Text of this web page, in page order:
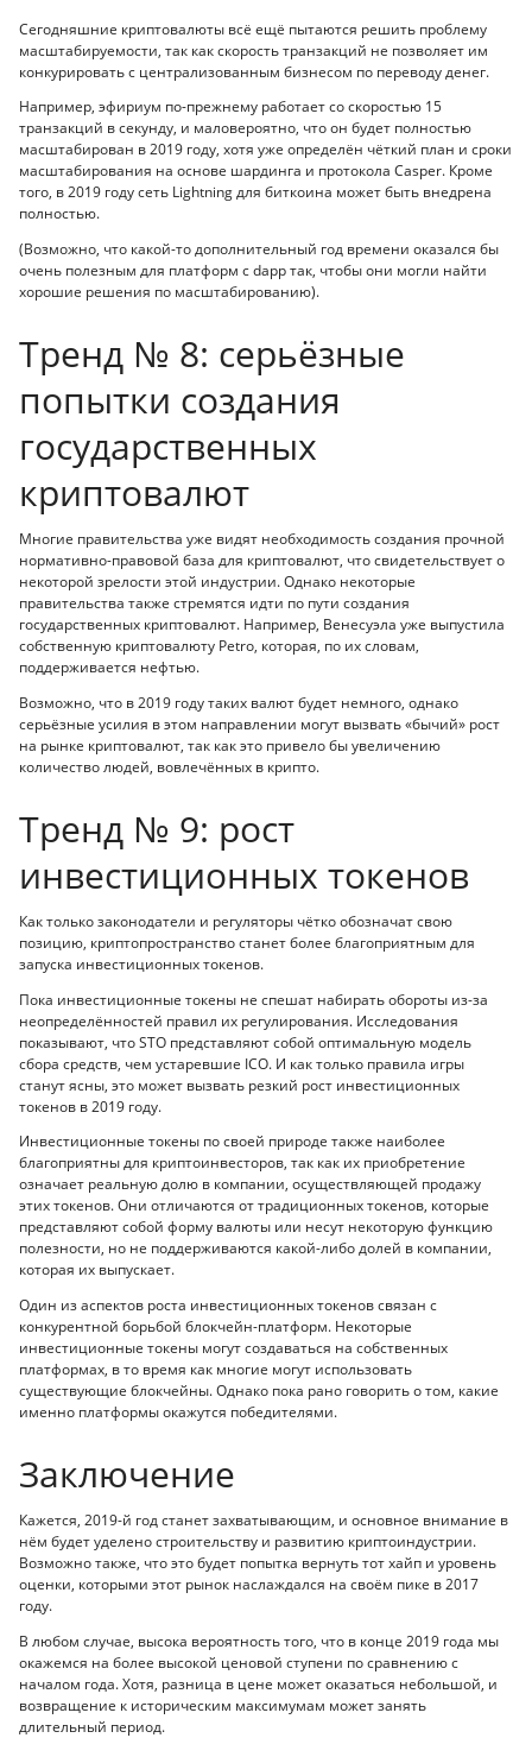
Сегодняшние криптовалюты всё ещё пытаются решить проблему
масштабируемости, так как скорость транзакций не позволяет им
конкурировать с централизованным бизнесом по переводу денег.
Например, эфириум по-прежнему работает со скоростью 15
транзакций в секунду, и маловероятно, что он будет полностью
масштабирован в 2019 году, хотя уже определён чёткий план и сроки
масштабирования на основе шардинга и протокола Casper. Кроме
того, в 2019 году сеть Lightning для биткоина может быть внедрена
полностью.
(Возможно, что какой-то дополнительный год времени оказался бы
очень полезным для платформ с dapp так, чтобы они могли найти
хорошие решения по масштабированию).
Тренд № 8: серьёзные
попытки создания
государственных
криптовалют
Многие правительства уже видят необходимость создания прочной
нормативно-правовой база для криптовалют, что свидетельствует о
некоторой зрелости этой индустрии. Однако некоторые
правительства также стремятся идти по пути создания
государственных криптовалют. Например, Венесуэла уже выпустила
собственную криптовалюту Petro, которая, по их словам,
поддерживается нефтью.
Возможно, что в 2019 году таких валют будет немного, однако
серьёзные усилия в этом направлении могут вызвать «бычий» рост
на рынке криптовалют, так как это привело бы увеличению
количество людей, вовлечённых в крипто.
Тренд № 9: рост
инвестиционных токенов
Как только законодатели и регуляторы чётко обозначат свою
позицию, криптопространство станет более благоприятным для
запуска инвестиционных токенов.
Пока инвестиционные токены не спешат набирать обороты из-за
неопределённостей правил их регулирования. Исследования
показывают, что STO представляют собой оптимальную модель
сбора средств, чем устаревшие ICO. И как только правила игры
станут ясны, это может вызвать резкий рост инвестиционных
токенов в 2019 году.
Инвестиционные токены по своей природе также наиболее
благоприятны для криптоинвесторов, так как их приобретение
означает реальную долю в компании, осуществляющей продажу
этих токенов. Они отличаются от традиционных токенов, которые
представляют собой форму валюты или несут некоторую функцию
полезности, но не поддерживаются какой-либо долей в компании,
которая их выпускает.
Один из аспектов роста инвестиционных токенов связан с
конкурентной борьбой блокчейн-платформ. Некоторые
инвестиционные токены могут создаваться на собственных
платформах, в то время как многие могут использовать
существующие блокчейны. Однако пока рано говорить о том, какие
именно платформы окажутся победителями.
Заключение
Кажется, 2019-й год станет захватывающим, и основное внимание в
нём будет уделено строительству и развитию криптоиндустрии.
Возможно также, что это будет попытка вернуть тот хайп и уровень
оценки, которыми этот рынок наслаждался на своём пике в 2017
году.
В любом случае, высока вероятность того, что в конце 2019 года мы
окажемся на более высокой ценовой ступени по сравнению с
началом года. Хотя, разница в цене может оказаться небольшой, и
возвращение к историческим максимумам может занять
длительный период.